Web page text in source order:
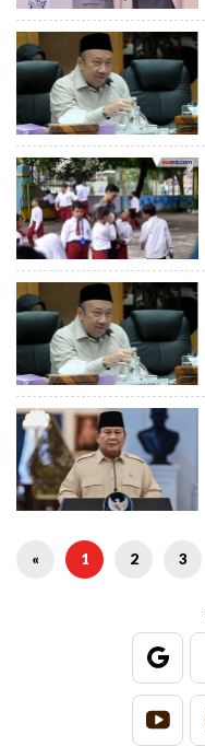
« 1 2 3